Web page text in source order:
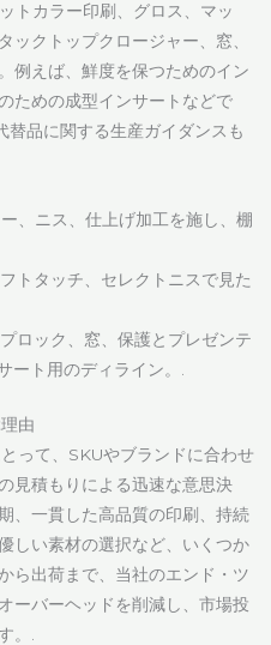
トカラー印刷、グロス、マッ
ックトップクロージャー、窓、
例えば、鮮度を保つためのイン
ための成型インサートなどで
品に関する生産ガイダンスも
、ニス、仕上げ加工を施し、棚
トタッチ、セレクトニスで見た
ロック、窓、保護とプレゼンテ
ート用のディライン。.
由
って、SKUやブランドに合わせ
見積もりによる迅速な意思決
、一貫した高品質の印刷、持続
しい素材の選択など、いくつか
ら出荷まで、当社のエンド・ツ
ーバーヘッドを削減し、市場投
。.